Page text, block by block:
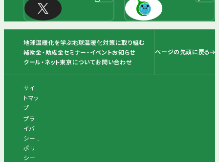
地球温暖化を学ぶ地球温暖化対策に取り組む
補助金・助成金セミナー・イベントお知らせ
クール・ネット東京についてお問い合わせ
ページの先頭に戻る
サイ
トマッ
プ
プラ
イバ
シー
ポリ
シー